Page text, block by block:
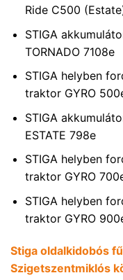
Ride C500
STIGA
TORNADO 7108e
STIGA helyben
traktor GYRO
STIGA
ESTATE 798e
STIGA helyben
traktor GYRO
STIGA helyben
traktor GYRO
Stiga oldalkidobós
Szigetszentmiklós